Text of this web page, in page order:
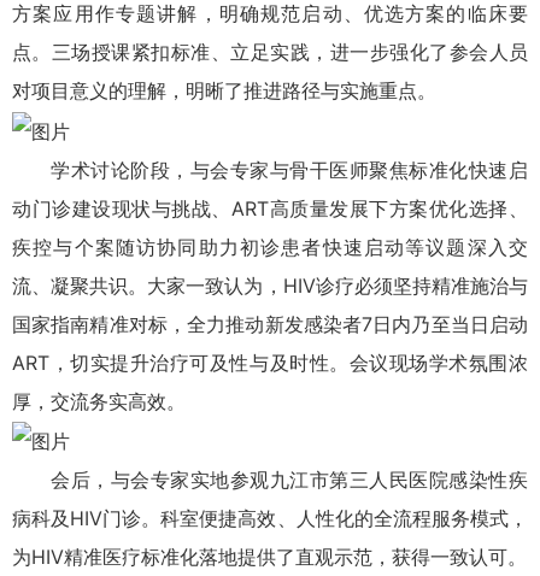
方案应用作专题讲解，明确规范启动、优选方案的临床要
点。三场授课紧扣标准、立足实践，进一步强化了参会人员
对项目意义的理解，明晰了推进路径与实施重点。
学术讨论阶段，与会专家与骨干医师聚焦标准化快速启
动门诊建设现状与挑战、ART高质量发展下方案优化选择、
疾控与个案随访协同助力初诊患者快速启动等议题深入交
流、凝聚共识。大家一致认为，HIV诊疗必须坚持精准施治与
国家指南精准对标，全力推动新发感染者7日内乃至当日启动
ART，切实提升治疗可及性与及时性。会议现场学术氛围浓
厚，交流务实高效。
会后，与会专家实地参观九江市第三人民医院感染性疾
病科及HIV门诊。科室便捷高效、人性化的全流程服务模式，
为HIV精准医疗标准化落地提供了直观示范，获得一致认可。